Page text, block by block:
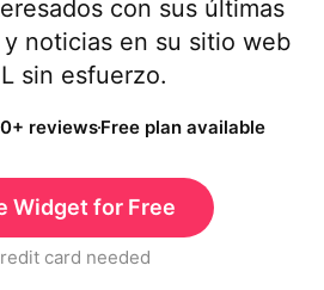
​​con sus últimas
noticias en su sitio web
sin esfuerzo.
reviewsFree plan available
Widget for Free
card needed